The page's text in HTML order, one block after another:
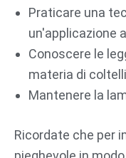
Praticare una
un'applicazione
Conoscere le
materia di coltelli
Mantenere la
Ricordate che per